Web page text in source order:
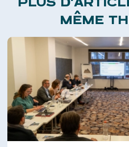
MÊME